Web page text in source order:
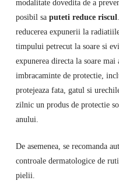
modalitate dovedita de a
posibil sa puteti reduce riscul
reducerea expunerii la
timpului petrecut la soare si
expunerea directa la soare
imbracaminte de protectie,
protejeaza fata, gatul si
zilnic un produs de protectie
anului.
De asemenea, se recomanda
controale dermatologice de
pielii.